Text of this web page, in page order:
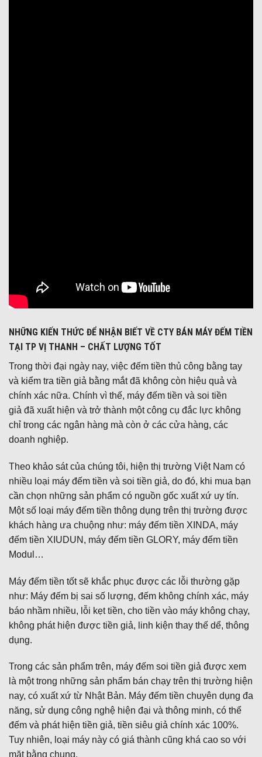
NHỮNG KIẾN THỨC ĐỂ NHẬN BIẾT VỀ CTY BÁN MÁY ĐẾM TIỀN
TẠI TP VỊ THANH – CHẤT LƯỢNG TỐT
Trong thời đại ngày nay, việc đếm tiền thủ công bằng tay
và kiểm tra tiền giả bằng mắt đã không còn hiệu quả và
chính xác nữa. Chính vì thế, máy đếm tiền và soi tiền
giả đã xuất hiện và trở thành một công cụ đắc lực không
chỉ trong các ngân hàng mà còn ở các cửa hàng, các
doanh nghiệp.
Theo khảo sát của chúng tôi, hiện thị trường Việt Nam có
nhiều loại máy đếm tiền và soi tiền giả, do đó, khi mua bạn
cần chọn những sản phẩm có nguồn gốc xuất xứ uy tín.
Một số loại máy đếm tiền thông dụng trên thị trường được
khách hàng ưa chuộng như: máy đếm tiền XINDA, máy
đếm tiền XIUDUN, máy đếm tiền GLORY, máy đếm tiền
Modul…
Máy đếm tiền tốt sẽ khắc phục được các lỗi thường gặp
như: Máy đếm bị sai số lượng, đếm không chính xác, máy
báo nhầm nhiều, lỗi kẹt tiền, cho tiền vào máy không chạy,
không phát hiện được tiền giả, linh kiện thay thế dể, thông
dụng.
Trong các sản phẩm trên, máy đếm soi tiền giả được xem
là một trong những sản phẩm bán chạy trên thị trường hiện
nay, có xuất xứ từ Nhật Bản. Máy đếm tiền chuyên dụng đa
năng, sử dụng công nghệ hiện đại và thông minh, có thể
đếm và phát hiện tiền giả, tiền siêu giả chính xác 100%.
Tuy nhiên, loại máy này có giá thành cũng khá cao so với
mặt bằng chung.